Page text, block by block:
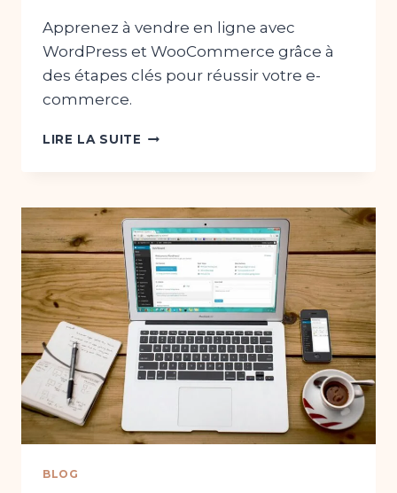
Apprenez à vendre en ligne avec
WordPress et WooCommerce grâce à
des étapes clés pour réussir votre e-
commerce.
LIRE LA SUITE VENDRE
WORDPRESS
:
LES
ÉTAPES
CLÉS
POUR
RÉUSSIR
SON
E-
COMMERCE
BLOG